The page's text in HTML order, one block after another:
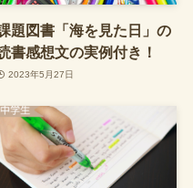
題図書「海を見た日」の
書感想文の実例付き！
2023年5月27日